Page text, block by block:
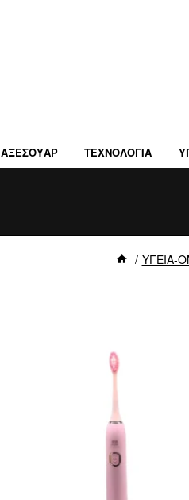
ΑΞΕΣΟΥΑΡ ΤΕΧΝΟΛΟΓΙΑ
ΥΓΕΙΑ-